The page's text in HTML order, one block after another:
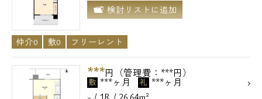
検討リストに追加
仲介0 敷0 フリーレント
***円（管理費：***円）
敷 ***ヶ月 礼 ***ヶ月
- / 1R / 26.64m²